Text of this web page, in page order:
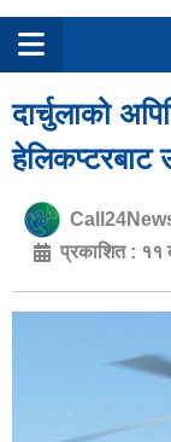
दार्चुलाको
हेलिकप्टरबाट
प्रकाशित : ११